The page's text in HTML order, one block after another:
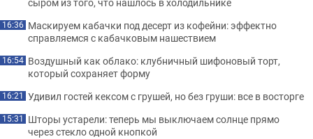
16:36 Маскируем кабачки под десерт из кофейни: эффектно
справляемся с кабачковым нашествием
16:54 Воздушный как облако: клубничный шифоновый торт,
который сохраняет форму
16:21 Удивил гостей кексом с грушей, но без груши: все в восторге
15:31 Шторы устарели: теперь мы выключаем солнце прямо
через стекло одной кнопкой